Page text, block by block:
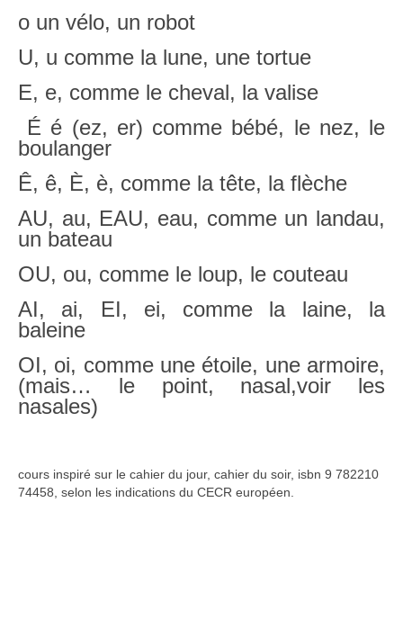
o un vélo, un robot
U, u comme la lune, une tortue
E, e, comme le cheval, la valise
É é (ez, er) comme bébé, le nez, le
boulanger
Ê, ê, È, è, comme la tête, la flèche
AU, au, EAU, eau, comme un landau,
un bateau
OU, ou, comme le loup, le couteau
AI, ai, EI, ei, comme la laine, la
baleine
OI, oi, comme une étoile, une armoire,
(mais… le point, nasal,voir les
nasales)
cours inspiré sur le cahier du jour, cahier du soir, isbn 9 782210
74458, selon les indications du CECR européen.